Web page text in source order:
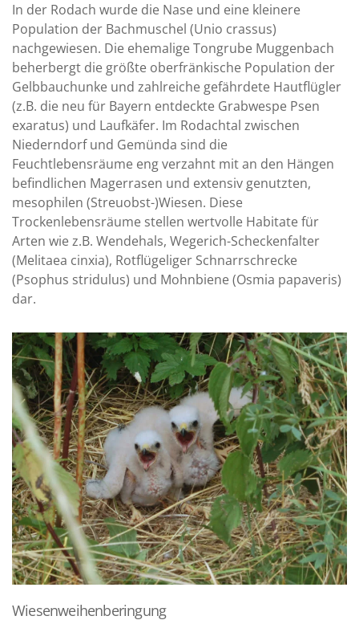
In der Rodach wurde die Nase und eine kleinere
Population der Bachmuschel (Unio crassus)
nachgewiesen. Die ehemalige Tongrube Muggenbach
beherbergt die größte oberfränkische Population der
Gelbbauchunke und zahlreiche gefährdete Hautflügler
(z.B. die neu für Bayern entdeckte Grabwespe Psen
exaratus) und Laufkäfer. Im Rodachtal zwischen
Niederndorf und Gemünda sind die
Feuchtlebensräume eng verzahnt mit an den Hängen
befindlichen Magerrasen und extensiv genutzten,
mesophilen (Streuobst-)Wiesen. Diese
Trockenlebensräume stellen wertvolle Habitate für
Arten wie z.B. Wendehals, Wegerich-Scheckenfalter
(Melitaea cinxia), Rotflügeliger Schnarrschrecke
(Psophus stridulus) und Mohnbiene (Osmia papaveris)
dar.
Wiesenweihenberingung